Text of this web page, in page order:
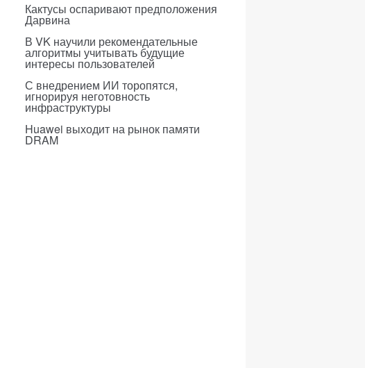
Кактусы оспаривают предположения
Дарвина
В VK научили рекомендательные
алгоритмы учитывать будущие
интересы пользователей
С внедрением ИИ торопятся,
игнорируя неготовность
инфраструктуры
Huawei выходит на рынок памяти
DRAM